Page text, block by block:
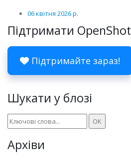
06 квітня 2026 р.
Підтримати OpenShot
Підтримайте зараз!
Шукати у блозі
Архіви